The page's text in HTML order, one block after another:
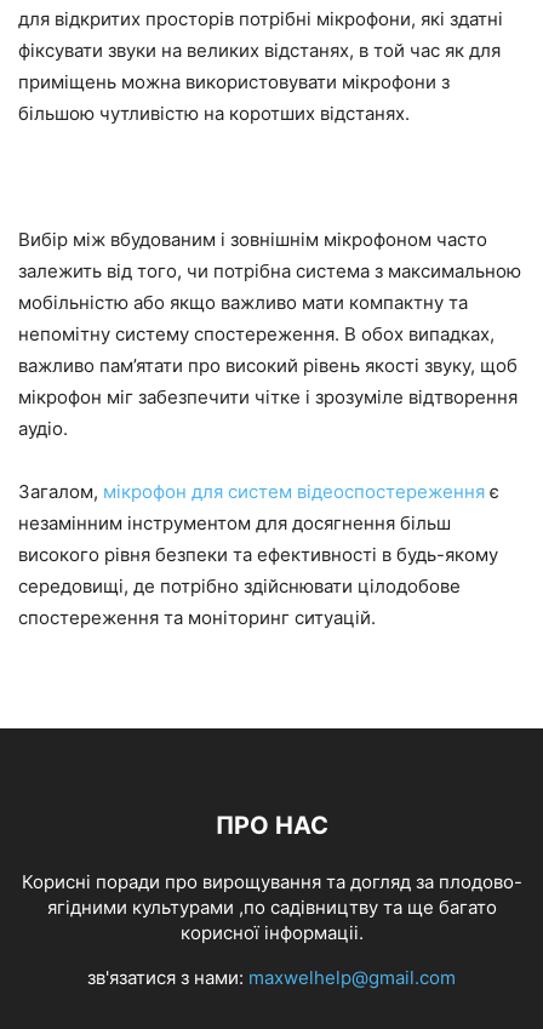
для відкритих просторів потрібні мікрофони, які здатні
фіксувати звуки на великих відстанях, в той час як для
приміщень можна використовувати мікрофони з
більшою чутливістю на коротших відстанях.
Вибір між вбудованим і зовнішнім мікрофоном часто
залежить від того, чи потрібна система з максимальною
мобільністю або якщо важливо мати компактну та
непомітну систему спостереження. В обох випадках,
важливо пам’ятати про високий рівень якості звуку, щоб
мікрофон міг забезпечити чітке і зрозуміле відтворення
аудіо.
Загалом, мікрофон для систем відеоспостереження є
незамінним інструментом для досягнення більш
високого рівня безпеки та ефективності в будь-якому
середовищі, де потрібно здійснювати цілодобове
спостереження та моніторинг ситуацій.
ПРО НАС
Корисні поради про вирощування та догляд за плодово-
ягідними культурами ,по садівництву та ще багато
корисної інформаціі.
зв'язатися з нами: maxwelhelp@gmail.com